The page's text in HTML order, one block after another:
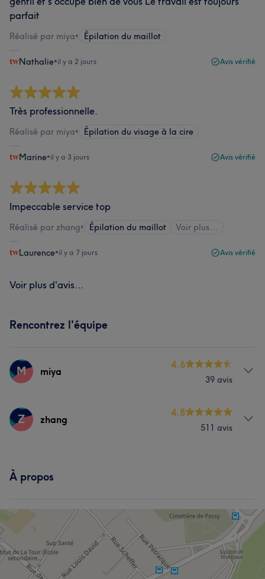
parfait
Réalisé par miya• Épilation du maillot
Nathalie•il y a 2 jours Avis vérifié
Très professionnelle.
Réalisé par miya• Épilation du visage à la cire
Marine•il y a 3 jours Avis vérifié
Impeccable service top
Réalisé par zhang• Épilation du maillot Voir plus...
Laurence•il y a 7 jours Avis vérifié
Voir plus d'avis...
Rencontrez l'équipe
M miya
4.6
39 avis
Prestations
Z zhang
4.8
511 avis
Visage
Manucure et Beauté des pieds
L'avis de nos clients sur zhang
Qualifié/e 14 Méticuleux/euse 10 Attentionné/e 9
À propos